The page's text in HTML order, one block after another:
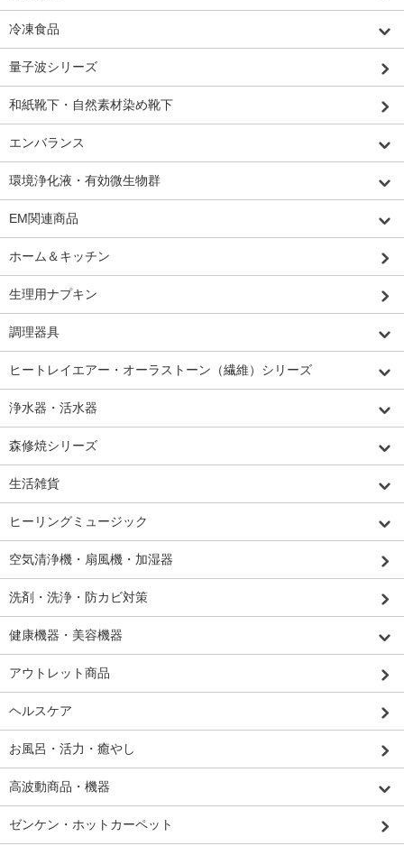
冷凍食品
量子波シリーズ
和紙靴下・自然素材染め靴下
エンバランス
環境浄化液・有効微生物群
EM関連商品
ホーム＆キッチン
生理用ナプキン
調理器具
ヒートレイエアー・オーラストーン（繊維）シリーズ
浄水器・活水器
森修焼シリーズ
生活雑貨
ヒーリングミュージック
空気清浄機・扇風機・加湿器
洗剤・洗浄・防カビ対策
健康機器・美容機器
アウトレット商品
ヘルスケア
お風呂・活力・癒やし
高波動商品・機器
ゼンケン・ホットカーペット